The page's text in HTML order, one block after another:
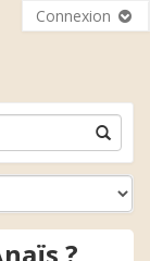
Connexion